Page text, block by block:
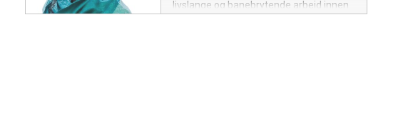
livslange og banebrytende arbeid innen